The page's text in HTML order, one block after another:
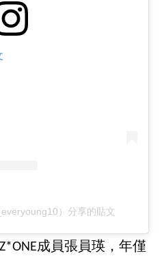
）分享的貼文
成員張員瑛，年僅